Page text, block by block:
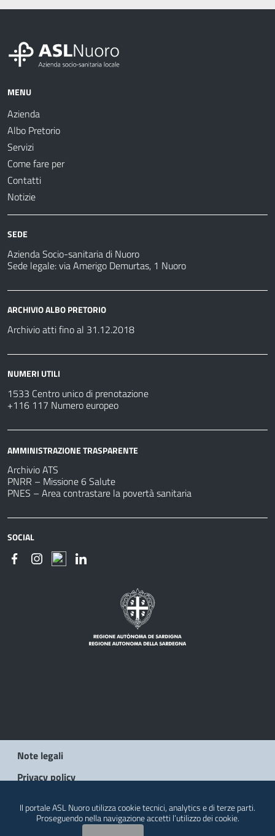
MENU
Azienda
Albo Pretorio
Servizi
Come fare per
Contatti
Notizie
SEDE
Azienda Socio-sanitaria di Nuoro
Sede legale: via Amerigo Demurtas, 1 Nuoro
ARCHIVIO ALBO PRETORIO
Archivio atti fino al 31.12.2018
NUMERI UTILI
1533 Centro unico di prenotazione
+116 117 Numero europeo
AMMINISTRAZIONE TRASPARENTE
Archivio ATS
PNRR – Missione 6 Salute
PNES – Area contrastare la povertà sanitaria
SOCIAL
Note legali
Privacy policy
Contatti
Il portale ASL Nuoro utilizza cookie tecnici, analytics e di terze parti.
Proseguendo nella navigazione accetti l’utilizzo dei cookie.